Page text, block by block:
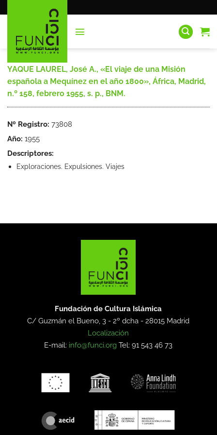
al
YAQUE LAUREL, José A., «El viaje de una Misión
española a Mequínez en el año 1800», África, Madrid,
n.º 158, febrero 1955, s. p., BNM.
Nº Registro: 73808
Año: 1955
Descriptores:
Exploraciones. Expulsiones. Viajes
Fundación de Cultura Islámica
C/ Guzmán el Bueno, 3 - 2º dcha -28015 Madrid
Localización
E-mail: info@funci.org Tel: 91 543 46 73